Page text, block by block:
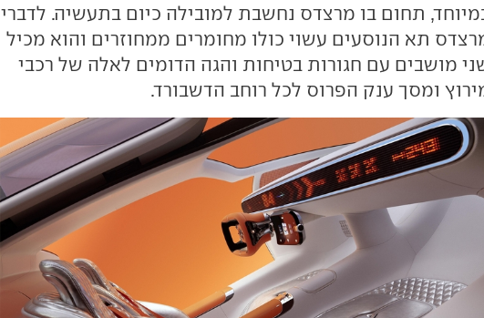
תחום בו מרצדס נחשבת למובילה כיום בתעשיה. לדברי
תא הנוסעים עשוי כולו מחומרים ממחוזרים והוא מכיל
מושבים עם חגורות בטיחות והגה הדומים לאלה של רכבי
ומסך ענק הפרוס לכל רוחב הדשבורד.